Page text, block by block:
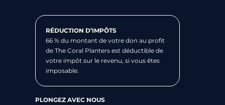
RÉDUCTION D’IMPÔTS
66 % du montant de votre don au profit
de The Coral Planters est déductible de
votre impôt sur le revenu, si vous êtes
imposable.
PLONGEZ AVEC NOUS